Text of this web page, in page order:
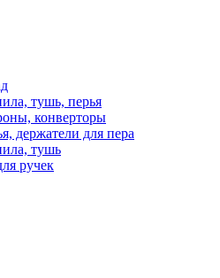
тушь, перья
конверторы
держатели для пера
тушь
ручек